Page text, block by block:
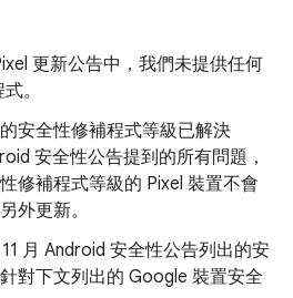
更新公告中，我們未提供任何
。
安全性修補程式等級已解決
安全性公告提到的所有問題，
修補程式等級的 Pixel 裝置不會
外更新。
月 Android 安全性公告列出的安
對下文列出的 Google 裝置安全